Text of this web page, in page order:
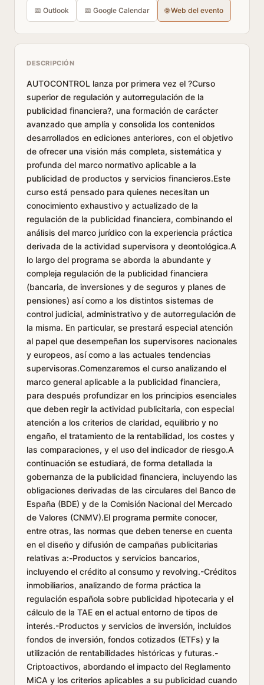
📅 Outlook 📅 Google Calendar 🌐 Web del evento
DESCRIPCIÓN
AUTOCONTROL lanza por primera vez el ?Curso
superior de regulación y autorregulación de la
publicidad financiera?, una formación de carácter
avanzado que amplía y consolida los contenidos
desarrollados en ediciones anteriores, con el objetivo
de ofrecer una visión más completa, sistemática y
profunda del marco normativo aplicable a la
publicidad de productos y servicios financieros.Este
curso está pensado para quienes necesitan un
conocimiento exhaustivo y actualizado de la
regulación de la publicidad financiera, combinando el
análisis del marco jurídico con la experiencia práctica
derivada de la actividad supervisora y deontológica.A
lo largo del programa se aborda la abundante y
compleja regulación de la publicidad financiera
(bancaria, de inversiones y de seguros y planes de
pensiones) así como a los distintos sistemas de
control judicial, administrativo y de autorregulación de
la misma. En particular, se prestará especial atención
al papel que desempeñan los supervisores nacionales
y europeos, así como a las actuales tendencias
supervisoras.Comenzaremos el curso analizando el
marco general aplicable a la publicidad financiera,
para después profundizar en los principios esenciales
que deben regir la actividad publicitaria, con especial
atención a los criterios de claridad, equilibrio y no
engaño, el tratamiento de la rentabilidad, los costes y
las comparaciones, y el uso del indicador de riesgo.A
continuación se estudiará, de forma detallada la
gobernanza de la publicidad financiera, incluyendo las
obligaciones derivadas de las circulares del Banco de
España (BDE) y de la Comisión Nacional del Mercado
de Valores (CNMV).El programa permite conocer,
entre otras, las normas que deben tenerse en cuenta
en el diseño y difusión de campañas publicitarias
relativas a:-Productos y servicios bancarios,
incluyendo el crédito al consumo y revolving.-Créditos
inmobiliarios, analizando de forma práctica la
regulación española sobre publicidad hipotecaria y el
cálculo de la TAE en el actual entorno de tipos de
interés.-Productos y servicios de inversión, incluidos
fondos de inversión, fondos cotizados (ETFs) y la
utilización de rentabilidades históricas y futuras.-
Criptoactivos, abordando el impacto del Reglamento
MiCA y los criterios aplicables a su publicidad cuando